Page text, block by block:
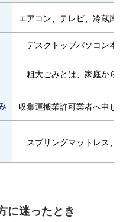
エアコン、テレビ、冷蔵庫
デスクトップパソコン本
粗大ごみとは、家庭から
収集運搬業許可業者へ申し
スプリングマットレス、
に迷ったとき